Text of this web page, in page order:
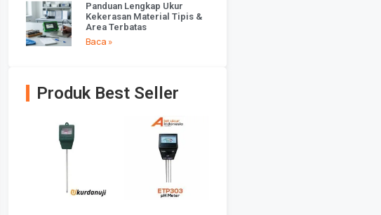
Panduan Lengkap Ukur
Kekerasan Material Tipis &
Area Terbatas
Baca »
Produk Best Seller